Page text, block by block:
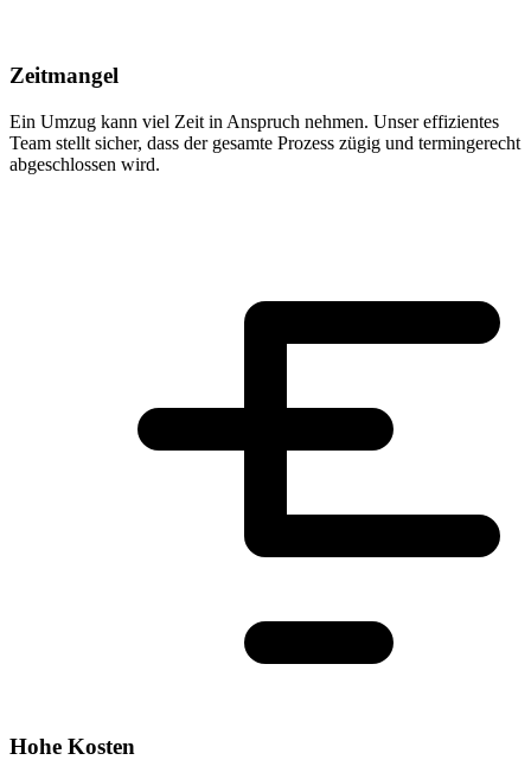
Zeitmangel
Ein Umzug kann viel Zeit in Anspruch nehmen. Unser effizientes
Team stellt sicher, dass der gesamte Prozess zügig und termingerecht
abgeschlossen wird.
Hohe Kosten